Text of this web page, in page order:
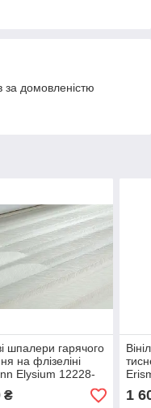
за домовленістю
шпалери гарячого
на флізеліні
Elysium 12228-
₴
08
1